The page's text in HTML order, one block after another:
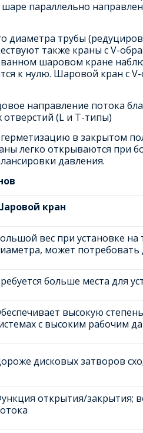
параллельно
диаметра трубы
также краны с V-
шаровом кране
к нулю. Шаровой кран с
направление потока
(L и T-типы)
в закрытом
легко открываются при
давления.
кран
вес при установке на
может
больше места для
высокую
с высоким рабочим
дисковых затворов
открытия/закрытия;